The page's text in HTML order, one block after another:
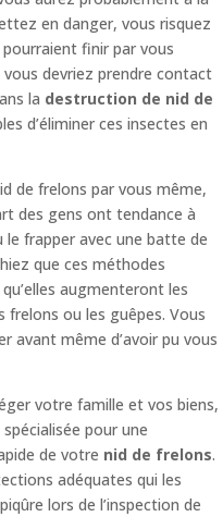
en danger, vous risquez
finir par vous
devriez prendre contact
la destruction de nid de
d’éliminer ces insectes en
de frelons par vous même,
des gens ont tendance à
le frapper avec une batte de
que ces méthodes
augmenteront les
frelons ou les guêpes. Vous
avant même d’avoir pu vous
votre famille et vos biens,
pour une
de votre nid de frelons.
adéquates qui les
lors de l’inspection de